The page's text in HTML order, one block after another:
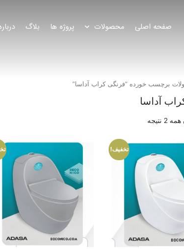
صفحه اصلی محصولات پروژه ها بلاگ
برچسب خورده “فرنگی کراب آداسا”
آداسا
نتیجه
تخفیف!